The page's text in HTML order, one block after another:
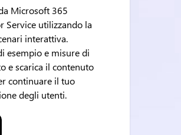
Microsoft 365
Service utilizzando la
interattiva.
esempio e misure di
e scarica il contenuto
continuare il tuo
degli utenti.